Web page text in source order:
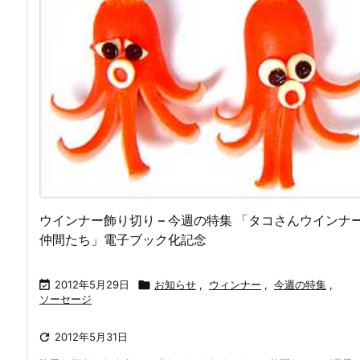
ウインナー飾り切り – 今週の特集 「タコさんウインナ
仲間たち」電子ブック化記念
 2012年5月29日  お知らせ , ウィンナー , 今週の特集 ,
ソーセージ
 2012年5月31日